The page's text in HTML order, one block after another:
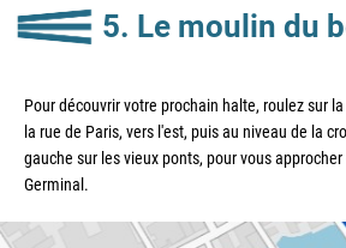
5. Le moulin du
Pour découvrir votre prochain halte, roulez sur
la rue de Paris, vers l'est, puis au niveau de la
gauche sur les vieux ponts, pour vous
Germinal.